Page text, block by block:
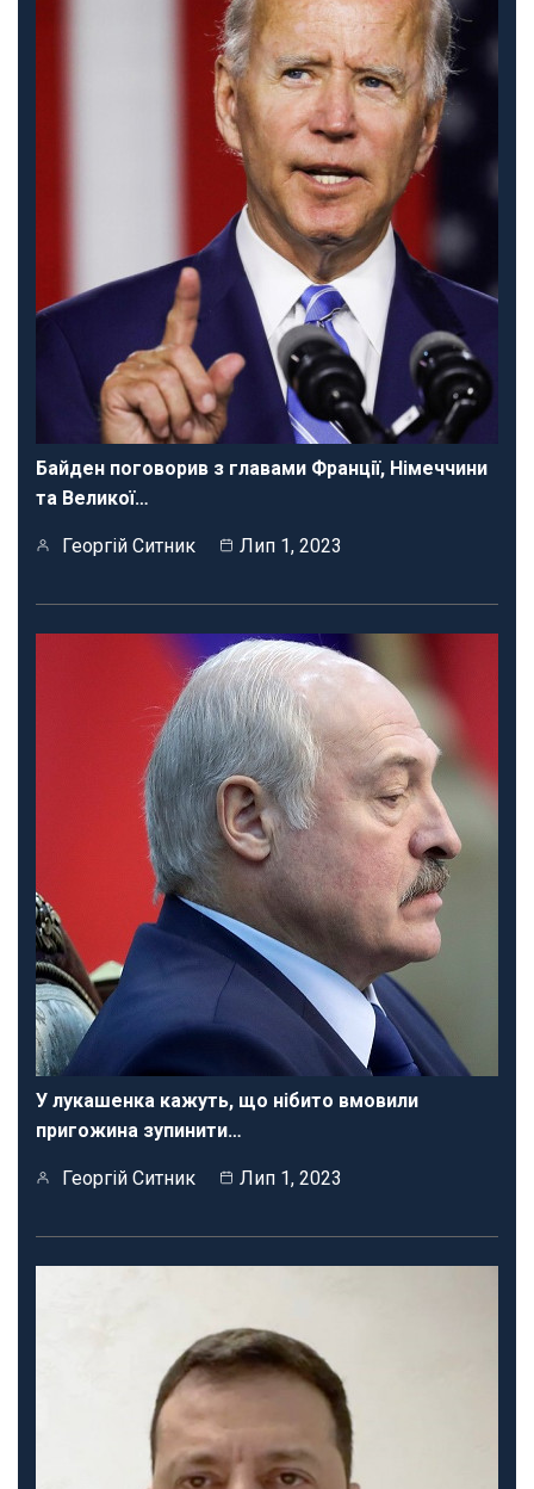
Байден поговорив з главами Франції, Німеччини
та Великої…
Георгій Ситник Лип 1, 2023
У лукашенка кажуть, що нібито вмовили
пригожина зупинити…
Георгій Ситник Лип 1, 2023